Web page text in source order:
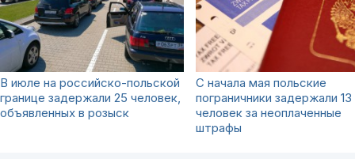
В июле на российско-польской
границе задержали 25 человек,
объявленных в розыск
С начала мая польские
пограничники задержали 13
человек за неоплаченные
штрафы